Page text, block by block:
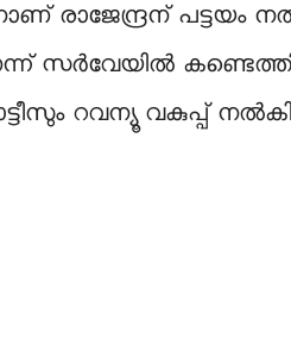
രാജേന്ദ്രന് പട്ടയം
സർവേയിൽ
റവന്യൂ വകുപ്പ്